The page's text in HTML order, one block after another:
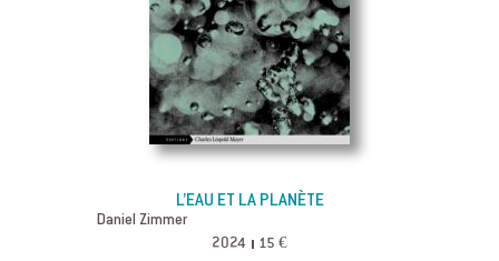
L’EAU ET LA PLANÈTE
Daniel Zimmer
2024 15 €